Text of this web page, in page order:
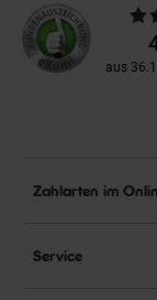
aus
Zahlarten im
Service